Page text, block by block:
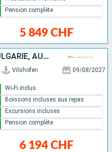
5 849 CHF
Pension complète
ALLEMAGNE, ROUMANIE, BULGARIE, AUTRICHE, SERBIE, SLOVAQUIE, CROATIE, HONGRIE
Vilshofen 09/08/2027
6 194 CHF
Wi-Fi inclus
Boissons incluses aux repas
Excursions incluses
Pension complète